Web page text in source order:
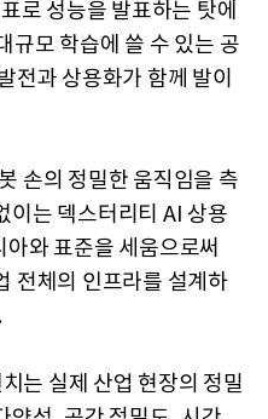
로 성능을 발표하는 탓에
규모 학습에 쓸 수 있는 공
전과 상용화가 함께 발이
손의 정밀한 움직임을 측
이는 덱스터리티 AI 상용
와 표준을 세움으로써
전체의 인프라를 설계하
는 실제 산업 현장의 정밀